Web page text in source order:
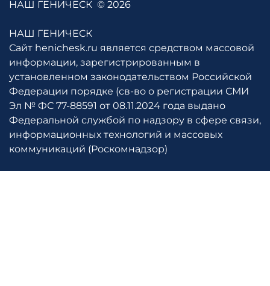
НАШ ГЕНИЧЕСК © 2026
НАШ ГЕНИЧЕСК
Сайт henichesk.ru является средством массовой
информации, зарегистрированным в
установленном законодательством Российской
Федерации порядке (св-во о регистрации СМИ
Эл № ФС 77-88591 от 08.11.2024 года выдано
Федеральной службой по надзору в сфере связи,
информационных технологий и массовых
коммуникаций (Роскомнадзор)